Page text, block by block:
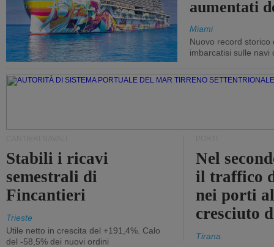
aumentati
Miami
Nuovo record storico
imbarcatisi sulle navi
Stabili i ricavi
semestrali di
Fincantieri
Trieste
Utile netto in crescita del +191,4%. Calo
del -58,5% dei nuovi ordini
Nel
il traffico
nei porti
cresciuto
Tirana